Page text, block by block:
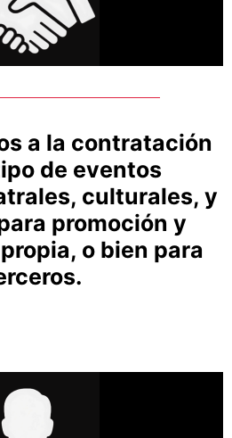
a la contratación
de eventos
culturales, y
promoción y
o bien para